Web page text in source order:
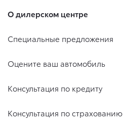
О дилерском центре
Специальные предложения
Оцените ваш автомобиль
Консультация по кредиту
Консультация по страхованию